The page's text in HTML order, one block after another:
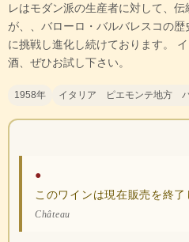
レはモダン派の生産者に対して、
が、、バローロ・バルバレスコの
に挑戦し進化し続けております。
酒、ぜひお試し下さい。
1958年 イタリア ピエモンテ地方
●
このワインは現在販売を終了
Château